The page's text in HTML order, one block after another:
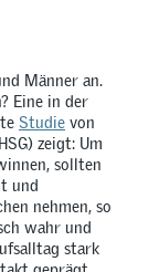
Männer an.
Eine in der
Studie von
zeigt: Um
sollten
und
nehmen, so
wahr und
stark